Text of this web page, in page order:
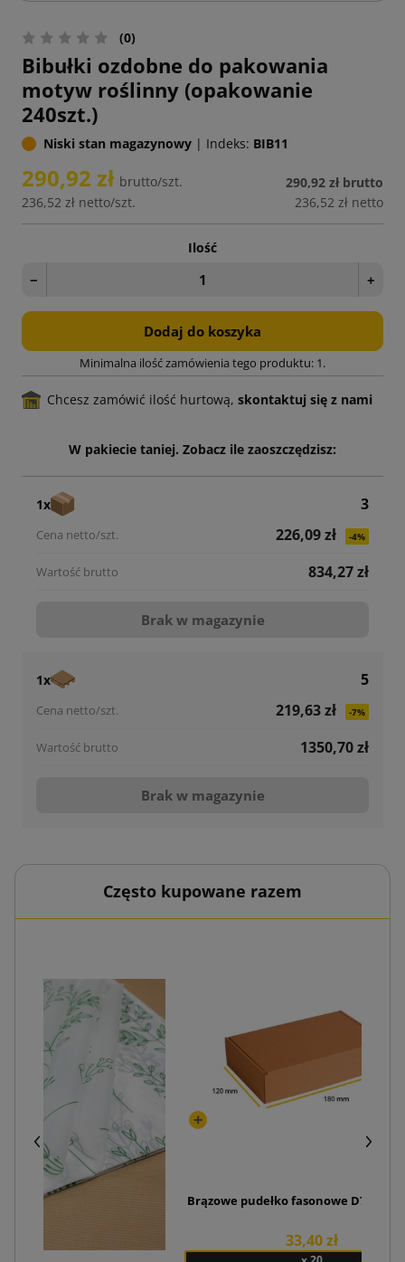
(0)
Bibułki ozdobne do pakowania
motyw roślinny (opakowanie
240szt.)
Niski stan magazynowy | Indeks: BIB11
290,92 zł brutto/szt.
236,52 zł netto/szt.
290,92 zł brutto
236,52 zł netto
Ilość
− +
Dodaj do koszyka
Minimalna ilość zamówienia tego produktu: 1.
Chcesz zamówić ilość hurtową, skontaktuj się z nami
W pakiecie taniej. Zobacz ile zaoszczędzisz:
1x
3
226,09 zł
-4%
834,27 zł
Brak w magazynie
1x
5
219,63 zł
-7%
1350,70 zł
Brak w magazynie
Często kupowane razem
Brązowe pudełko fasonowe D70
33,40 zł